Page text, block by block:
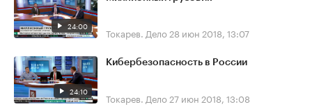
24:00 Токарев. Дело 28 июн 2018, 13:07
24:10
Кибербезопасность в России
Токарев. Дело 27 июн 2018, 13:08